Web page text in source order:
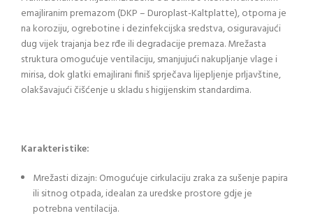
emajliranim premazom (DKP – Duroplast-Kaltplatte), otporna je
na koroziju, ogrebotine i dezinfekcijska sredstva, osiguravajući
dug vijek trajanja bez rđe ili degradacije premaza. Mrežasta
struktura omogućuje ventilaciju, smanjujući nakupljanje vlage i
mirisa, dok glatki emajlirani finiš sprječava lijepljenje prljavštine,
olakšavajući čišćenje u skladu s higijenskim standardima.
Karakteristike:
Mrežasti dizajn: Omogućuje cirkulaciju zraka za sušenje papira
ili sitnog otpada, idealan za uredske prostore gdje je
potrebna ventilacija.